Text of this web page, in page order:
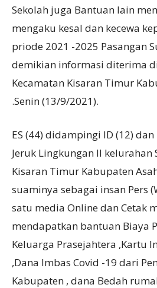
Sekolah juga Bantuan lain
mengaku kesal dan kecewa
priode 2021 -2025 Pasangan
demikian informasi diterima
Kecamatan Kisaran Timur
.Senin (13/9/2021).
ES (44) didampingi ID (12) dan
Jeruk Lingkungan II kelurahan
Kisaran Timur Kabupaten
suaminya sebagai insan Pers
satu media Online dan Cetak
mendapatkan bantuan Biaya
Keluarga Prasejahtera ,Kartu
,Dana Imbas Covid -19 dari
Kabupaten , dana Bedah